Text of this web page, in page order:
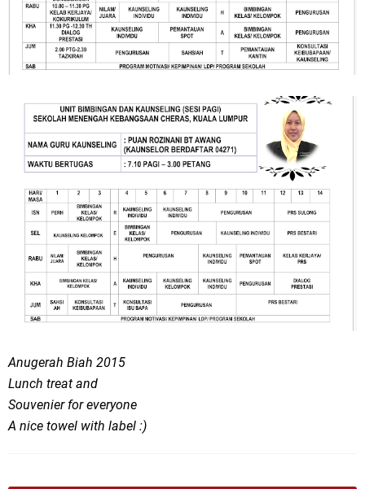
Anugerah Biah 2015
Lunch treat and
Souvenier for everyone
A nice towel with label :)